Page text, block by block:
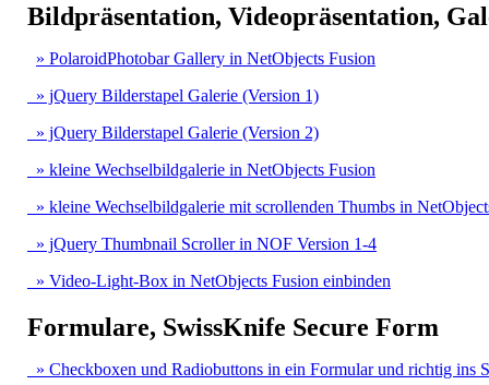
Bildpräsentation, Videopräsentation,
» PolaroidPhotobar Gallery in NetObjects Fusion
» jQuery Bilderstapel Galerie (Version 1)
» jQuery Bilderstapel Galerie (Version 2)
» kleine Wechselbildgalerie in NetObjects Fusion
» kleine Wechselbildgalerie mit scrollenden Thumbs in
» jQuery Thumbnail Scroller in NOF Version 1-4
» Video-Light-Box in NetObjects Fusion einbinden
Formulare, SwissKnife Secure Form
» Checkboxen und Radiobuttons in ein Formular und richtig ins